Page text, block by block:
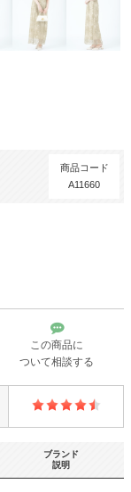
商品コード
A11660
この商品に
ついて相談する
ブランド
説明